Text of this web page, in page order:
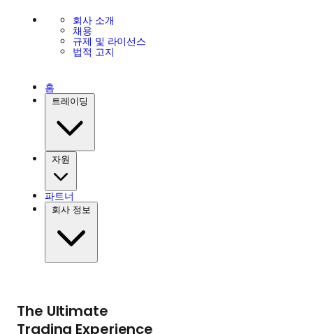
회사 소개
채용
규제 및 라이선스
법적 고지
홈
트레이딩
자원
파트너
회사 정보
The Ultimate
Trading Experience